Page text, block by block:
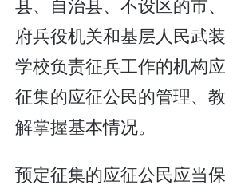
府兵役机关和基层人民武
学校负责征兵工作的机构
征集的应征公民的管理、
解掌握基本情况。
预定征集的应征公民应当